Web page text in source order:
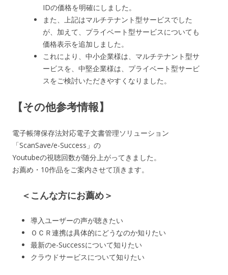
IDの価格を明確にしました。
また、上記はマルチテナント型サービスでした
が、加えて、プライベート型サービスについても
価格表示を追加しました。
これにより、中小企業様は、マルチテナント型サ
ービスを、中堅企業様は、プライベート型サービ
スをご検討いただきやすくなりました。
【その他参考情報】
電子帳簿保存法対応電子文書管理ソリューション
「ScanSave/e-Success」の
Youtubeの視聴回数が随分上がってきました。
お薦め・10作品をご案内させて頂きます。
＜こんな方にお薦め＞
導入ユーザーの声が聴きたい
ＯＣＲ連携は具体的にどうなのか知りたい
最新のe-Successについて知りたい
クラウドサービスについて知りたい